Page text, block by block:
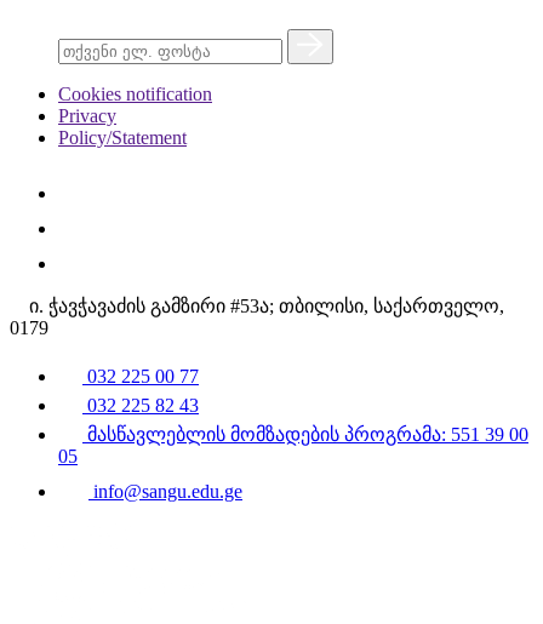
Cookies notification
Privacy
Policy/Statement
ი. ჭავჭავაძის გამზირი #53ა; თბილისი, საქართველო,
0179
032 225 00 77
032 225 82 43
მასწავლებლის მომზადების პროგრამა: 551 39 00
05
info@sangu.edu.ge